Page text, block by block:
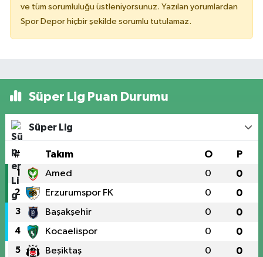
ve tüm sorumluluğu üstleniyorsunuz. Yazılan yorumlardan
Spor Depor hiçbir şekilde sorumlu tutulamaz.
Süper Lig Puan Durumu
Süper Lig
# Takım O P
1 Amed 0 0
2 Erzurumspor FK 0 0
3 Başakşehir 0 0
4 Kocaelispor 0 0
5 Beşiktaş 0 0